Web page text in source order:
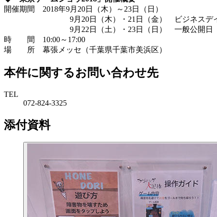
開催期間 2018年9月20日（木）～23日（日）
9月20日（木）・21日（金） ビジネスデ
9月22日（土）・23日（日） 一般公開日
時 間 10:00～17:00
場 所 幕張メッセ（千葉県千葉市美浜区）
本件に関するお問い合わせ先
TEL
072-824-3325
添付資料